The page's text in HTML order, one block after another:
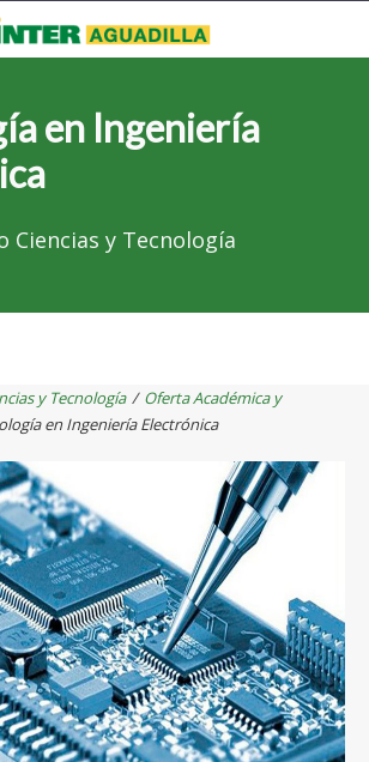
en Ingeniería
Ciencias y Tecnología
y Tecnología / Oferta Académica y
en Ingeniería Electrónica